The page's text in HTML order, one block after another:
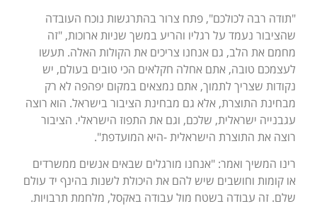
"תודה רבה לכולכם", פתח צרור בהתרגשות נוכח העובדה
שהציבור נעמד על רגליו והריע במשך שניות ארוכות, "זה
מחמם את הלב, גם אנחנו צריכים את הקולות האלה. תעשו
לעצמכם טובה, אתם אחלה חקלאים הכי טובים בעולם, יש
נקודות שצריך לתמוך, אתם נמצאים במקום יפהפה לא רק
מבחינת התוצרת, אלא גם מבחינת הציבור בישראל. הוא רוצה
עגבנייה ישראלית, שלכם, וגם את התפוז הישראלי. הציבור
רוצה את התוצרת הישראלית -היא המועדפת".
רינו המשיך ואמר: "אנחנו מורגלים שבאים אנשים ממשרדים
או קומות וחושבים שיש להם את היכולת לשנות בהינף יד עולם
שלם. זה עבודה בשטח מול עבודה באקסל, מלחמת תרבויות.